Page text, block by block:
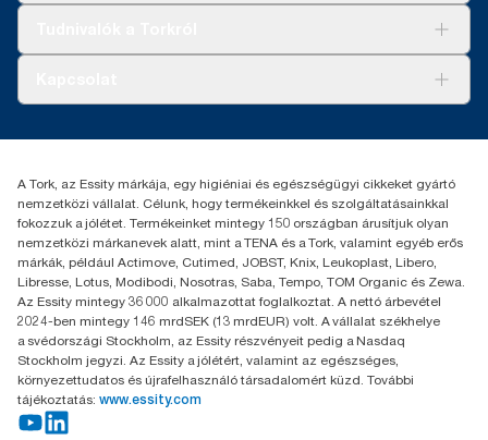
+36 1 392 2176
H-1021 Budapest
Budakeszi út 51.
A Tork, az Essity márkája, egy higiéniai és egészségügyi cikkeket gyártó
nemzetközi vállalat. Célunk, hogy termékeinkkel és szolgáltatásainkkal
fokozzuk a jólétet. Termékeinket mintegy 150 országban árusítjuk olyan
nemzetközi márkanevek alatt, mint a TENA és a Tork, valamint egyéb erős
márkák, például Actimove, Cutimed, JOBST, Knix, Leukoplast, Libero,
Libresse, Lotus, Modibodi, Nosotras, Saba, Tempo, TOM Organic és Zewa.
Az Essity mintegy 36 000 alkalmazottat foglalkoztat. A nettó árbevétel
2024-ben mintegy 146 mrdSEK (13 mrdEUR) volt. A vállalat székhelye
a svédországi Stockholm, az Essity részvényeit pedig a Nasdaq
Stockholm jegyzi. Az Essity a jólétért, valamint az egészséges,
környezettudatos és újrafelhasználó társadalomért küzd. További
tájékoztatás: www.essity.com